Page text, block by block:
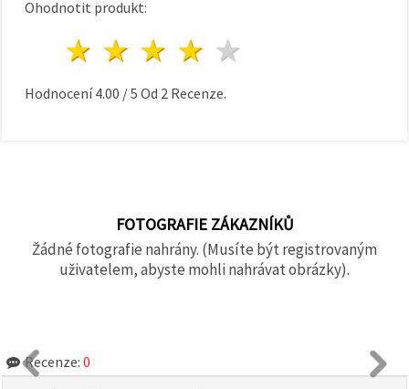
Ohodnotit produkt:
4 hvězdy
3 hvězdy
2 hvězdy
1 hvězda
Hodnocení4.00 /5 Od 2 Recenze.
FOTOGRAFIE ZÁKAZNÍKŮ
Žádné fotografie nahrány. (Musíte být registrovaným
uživatelem, abyste mohli nahrávat obrázky).
Recenze: 0